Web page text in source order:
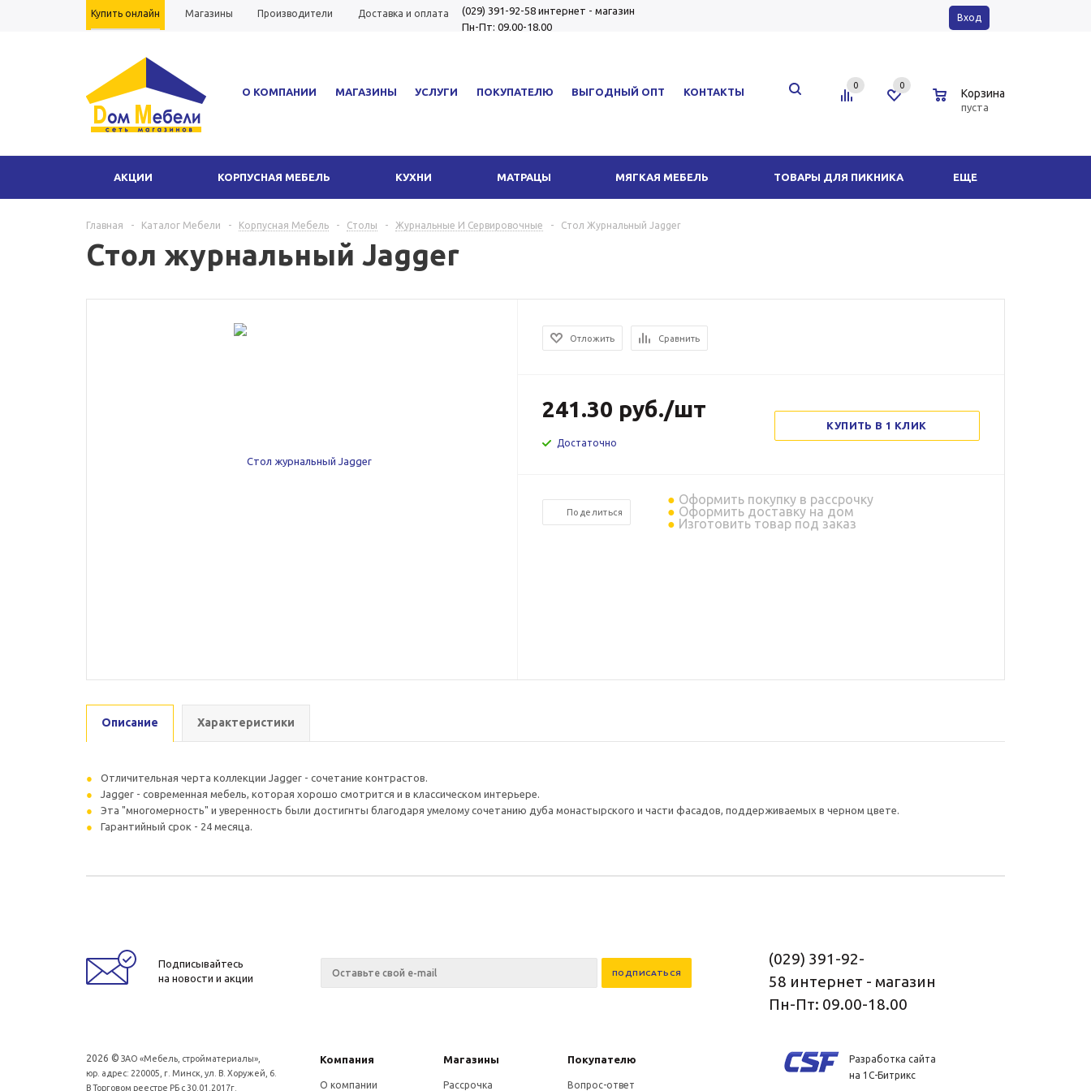
Купить онлайн Магазины Производители Доставка и оплата Вход
(029) 391-92-58 интернет - магазин
Пн-Пт: 09.00-18.00
О КОМПАНИИ МАГАЗИНЫ УСЛУГИ ПОКУПАТЕЛЮ ВЫГОДНЫЙ ОПТ КОНТАКТЫ
0 0
Корзина
пуста
АКЦИИ КОРПУСНАЯ МЕБЕЛЬ КУХНИ МАТРАЦЫ МЯГКАЯ МЕБЕЛЬ ТОВАРЫ ДЛЯ ПИКНИКА ЕЩЕ
Главная - Каталог Мебели - Корпусная Мебель - Столы - Журнальные И Сервировочные - Стол Журнальный Jagger
Стол журнальный Jagger
Отложить Сравнить
241.30 руб./шт
Достаточно
КУПИТЬ В 1 КЛИК
Поделиться
Оформить покупку в рассрочку
Оформить доставку на дом
Изготовить товар под заказ
Описание Характеристики
Отличительная черта коллекции Jagger - сочетание контрастов.
Jagger - современная мебель, которая хорошо смотрится и в классическом интерьере.
Эта "многомерность" и уверенность были достигнты благодаря умелому сочетанию дуба монастырского и части фасадов, поддерживаемых в черном цвете.
Гарантийный срок - 24 месяца.
Подписывайтесь
на новости и акции
(029) 391-92-
58 интернет - магазин
Пн-Пт: 09.00-18.00
2026 © ЗАО «Мебель, стройматериалы»,
юр. адрес: 220005, г. Минск, ул. В. Хоружей, 6.
В Торговом реестре РБ с 30.01.2017г.
Компания Магазины Покупателю
О компании Рассрочка Вопрос-ответ
Разработка сайта
на 1С-Битрикс